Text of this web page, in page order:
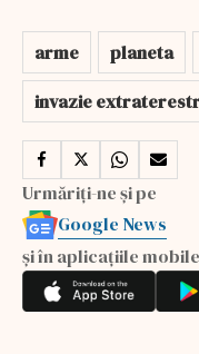
arme planeta
invazie
Urmăriți-ne și pe
Google News
și în aplicațiile mobile